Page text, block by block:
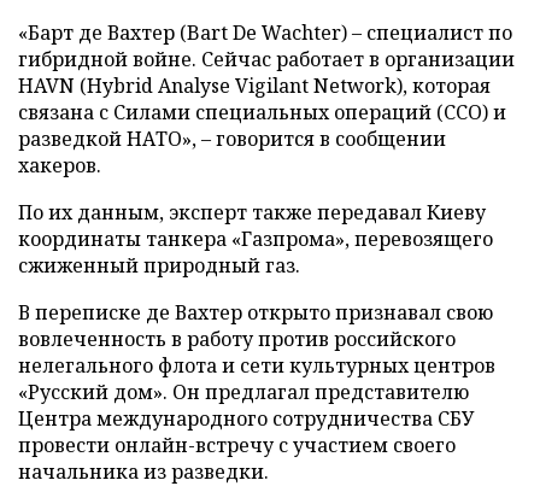
«Барт де Вахтер (Bart De Wachter) – специалист по
гибридной войне. Сейчас работает в организации
HAVN (Hybrid Analyse Vigilant Network), которая
связана с Силами специальных операций (ССО) и
разведкой НАТО», – говорится в сообщении
хакеров.
По их данным, эксперт также передавал Киеву
координаты танкера «Газпрома», перевозящего
сжиженный природный газ.
В переписке де Вахтер открыто признавал свою
вовлеченность в работу против российского
нелегального флота и сети культурных центров
«Русский дом». Он предлагал представителю
Центра международного сотрудничества СБУ
провести онлайн-встречу с участием своего
начальника из разведки.